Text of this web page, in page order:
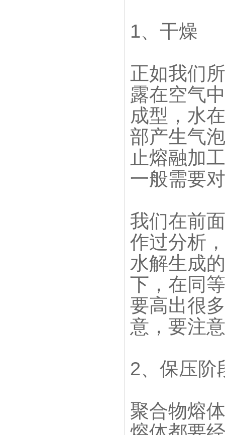
1、干燥
正如我们
露在空气
成型，水
部产生气
止熔融加
一般需要
我们在前面
作过分析
水解生成
下，在同
要高出很
意，要注
2、保压阶
聚合物熔